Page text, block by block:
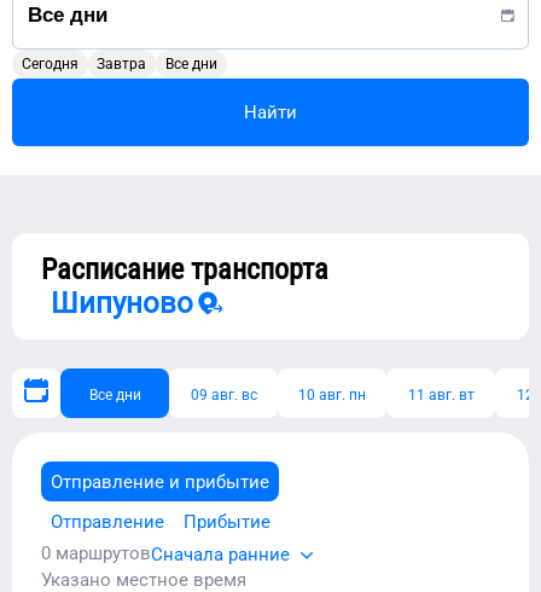
Сегодня Завтра Все дни
Найти
Расписание транспорта
Шипуново
Все дни 09 авг. вс 10 авг. пн 11 авг. вт 12
Отправление и прибытие
Отправление
Прибытие
0 маршрутовСначала ранние
Указано местное время